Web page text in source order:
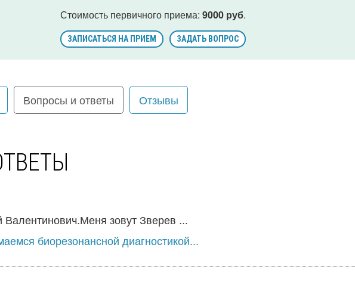
Стоимость первичного приема: 9000 руб.
ЗАПИСАТЬСЯ НА ПРИЕМ ЗАДАТЬ ВОПРОС
Вопросы и ответы Отзывы
зовут Зверев ...
биорезонансной диагностикой...